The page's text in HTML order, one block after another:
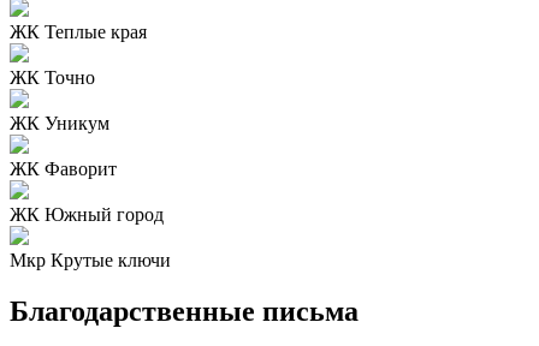
ЖК Теплые края
ЖК Точно
ЖК Уникум
ЖК Фаворит
ЖК Южный город
Мкр Крутые ключи
Благодарственные письма